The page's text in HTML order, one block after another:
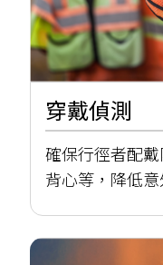
穿戴偵測
確保行徑者配
背心等，降低意